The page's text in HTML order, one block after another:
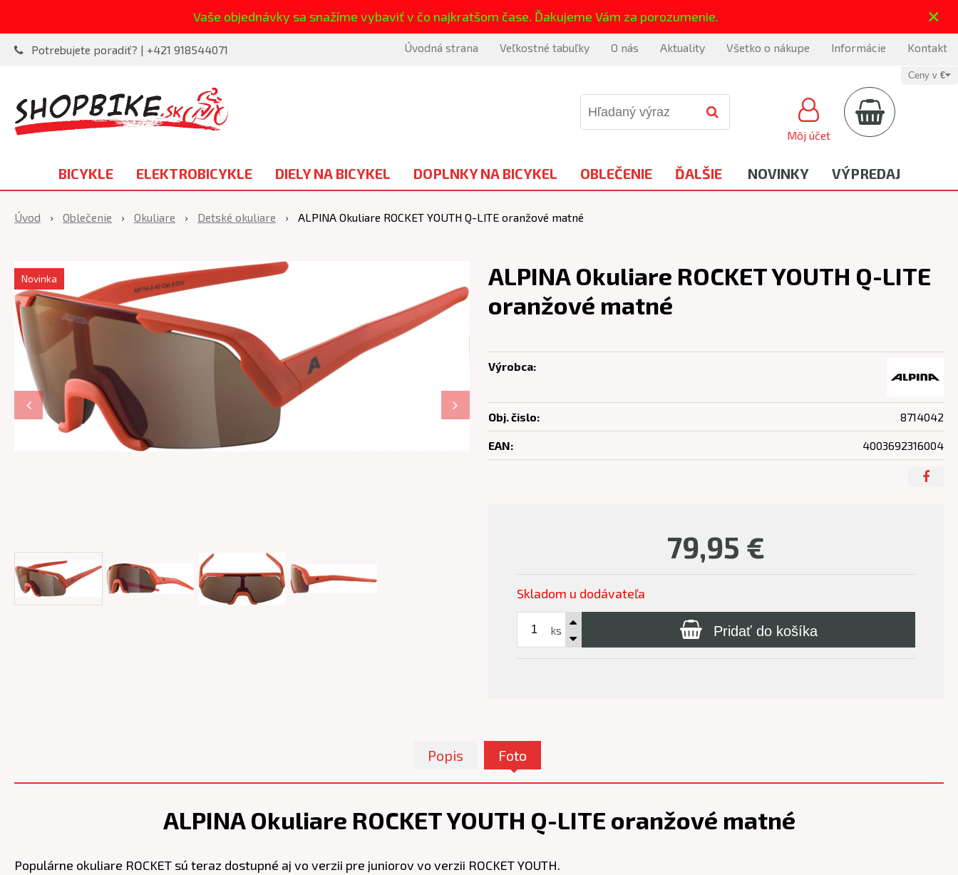
Vaše objednávky sa snažíme vybaviť v čo najkratšom čase. Ďakujeme Vám za porozumenie. ×
Potrebujete poradiť? | +421 918544071 Úvodná strana Veľkostné tabuľky O nás Aktuality Všetko o nákupe Informácie Kontakt
Môj účet
Ceny v €
BICYKLE ELEKTROBICYKLE DIELY NA BICYKEL DOPLNKY NA BICYKEL OBLEČENIE ĎALŠIE NOVINKY VÝPREDAJ
Úvod Oblečenie Okuliare Detské okuliare ALPINA Okuliare ROCKET YOUTH Q-LITE oranžové matné
Novinka
ALPINA Okuliare ROCKET YOUTH Q-LITE
oranžové matné
79,95 €
Skladom u dodávateľa
ks Pridať do košíka
Výrobca:
Obj. čislo: 8714042
EAN: 4003692316004
Popis Foto
ALPINA Okuliare ROCKET YOUTH Q-LITE oranžové matné
Populárne okuliare ROCKET sú teraz dostupné aj vo verzii pre juniorov vo verzii ROCKET YOUTH.